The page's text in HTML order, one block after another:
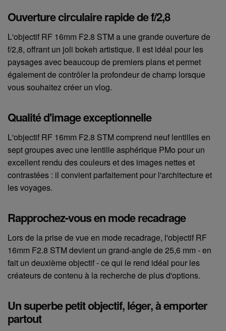
Ouverture circulaire rapide de f/2,8
L'objectif RF 16mm F2.8 STM a une grande ouverture de
f/2,8, offrant un joli bokeh artistique. Il est idéal pour les
paysages avec beaucoup de premiers plans et permet
également de contrôler la profondeur de champ lorsque
vous souhaitez créer un vlog.
Qualité d'image exceptionnelle
L'objectif RF 16mm F2.8 STM comprend neuf lentilles en
sept groupes avec une lentille asphérique PMo pour un
excellent rendu des couleurs et des images nettes et
contrastées : il convient parfaitement pour l'architecture et
les voyages.
Rapprochez-vous en mode recadrage
Lors de la prise de vue en mode recadrage, l'objectif RF
16mm F2.8 STM devient un grand-angle de 25,6 mm - en
fait un deuxième objectif - ce qui le rend idéal pour les
créateurs de contenu à la recherche de plus d'options.
Un superbe petit objectif, léger, à emporter
partout